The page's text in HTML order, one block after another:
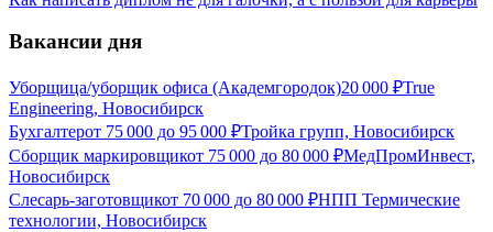
Вакансии дня
Уборщица/уборщик офиса (Академгородок)20 000 ₽True
Engineering, Новосибирск
Бухгалтерот 75 000 до 95 000 ₽Тройка групп, Новосибирск
Сборщик маркировщикот 75 000 до 80 000 ₽МедПромИнвест,
Новосибирск
Слесарь-заготовщикот 70 000 до 80 000 ₽НПП Термические
технологии, Новосибирск